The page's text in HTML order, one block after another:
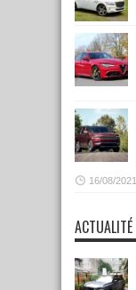
16/08/2021
ACTUALITÉ